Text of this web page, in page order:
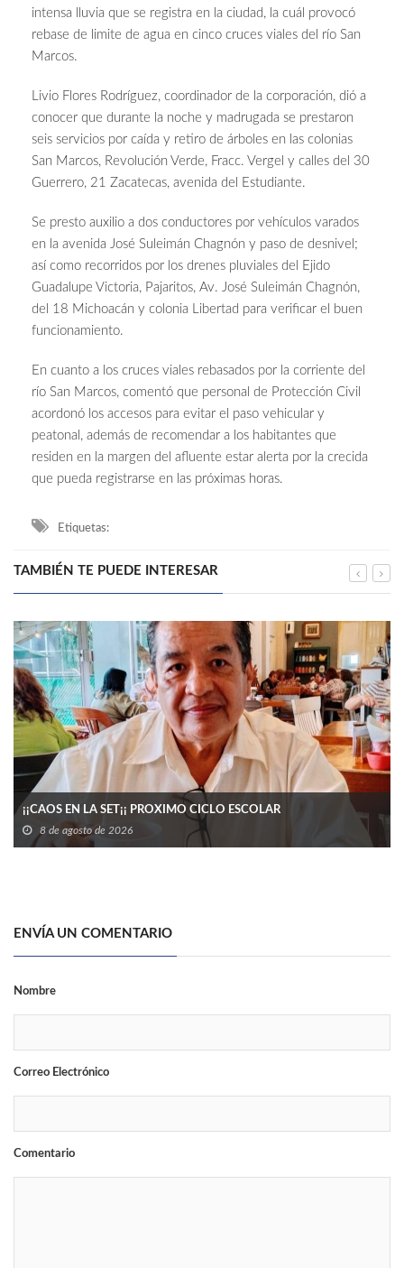
intensa lluvia que se registra en la ciudad, la cuál provocó
rebase de limite de agua en cinco cruces viales del río San
Marcos.
Livio Flores Rodríguez, coordinador de la corporación, dió a
conocer que durante la noche y madrugada se prestaron
seis servicios por caída y retiro de árboles en las colonias
San Marcos, Revolución Verde, Fracc. Vergel y calles del 30
Guerrero, 21 Zacatecas, avenida del Estudiante.
Se presto auxilio a dos conductores por vehículos varados
en la avenida José Suleimán Chagnón y paso de desnivel;
así como recorridos por los drenes pluviales del Ejido
Guadalupe Victoria, Pajaritos, Av. José Suleimán Chagnón,
del 18 Michoacán y colonia Libertad para verificar el buen
funcionamiento.
En cuanto a los cruces viales rebasados por la corriente del
río San Marcos, comentó que personal de Protección Civil
acordonó los accesos para evitar el paso vehicular y
peatonal, además de recomendar a los habitantes que
residen en la margen del afluente estar alerta por la crecida
que pueda registrarse en las próximas horas.
Etiquetas:
TAMBIÉN TE PUEDE INTERESAR
¡¡CAOS EN LA SET¡¡ PROXIMO CICLO ESCOLAR
8 de agosto de 2026
ENVÍA UN COMENTARIO
Nombre
Correo Electrónico
Comentario